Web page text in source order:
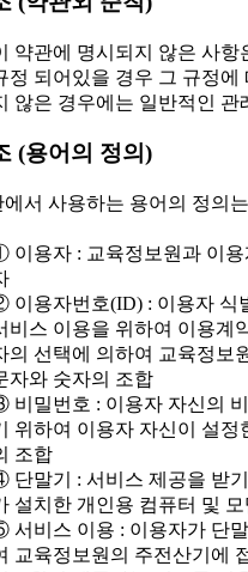
약관에 명시되지 않은 사항
정 되어있을 경우 그 규정에
않은 경우에는 일반적인 관
(용어의 정의)
에서 사용하는 용어의 정의
이용자 : 교육정보원과 이
이용자번호(ID) : 이용자 식
비스 이용을 위하여 이용계
의 선택에 의하여 교육정보
자와 숫자의 조합
비밀번호 : 이용자 자신의
위하여 이용자 자신이 설정
조합
단말기 : 서비스 제공을 받
설치한 개인용 컴퓨터 및 모
서비스 이용 : 이용자가 단
교육정보원의 주전산기에